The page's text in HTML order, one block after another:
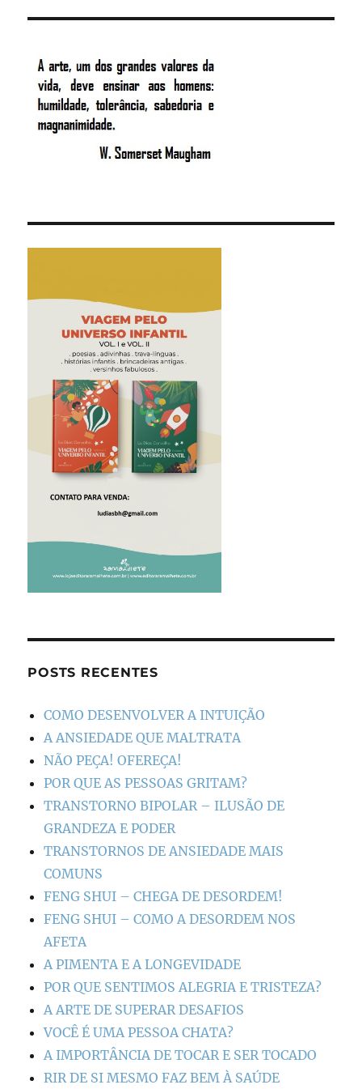
POSTS RECENTES
COMO DESENVOLVER A INTUIÇÃO
A ANSIEDADE QUE MALTRATA
NÃO PEÇA! OFEREÇA!
POR QUE AS PESSOAS GRITAM?
TRANSTORNO BIPOLAR – ILUSÃO DE
GRANDEZA E PODER
TRANSTORNOS DE ANSIEDADE MAIS
COMUNS
FENG SHUI – CHEGA DE DESORDEM!
FENG SHUI – COMO A DESORDEM NOS
AFETA
A PIMENTA E A LONGEVIDADE
POR QUE SENTIMOS ALEGRIA E TRISTEZA?
A ARTE DE SUPERAR DESAFIOS
VOCÊ É UMA PESSOA CHATA?
A IMPORTÂNCIA DE TOCAR E SER TOCADO
RIR DE SI MESMO FAZ BEM À SAÚDE